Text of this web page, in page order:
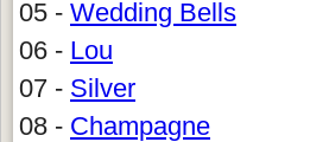
05 - Wedding Bells
06 - Lou
07 - Silver
08 - Champagne